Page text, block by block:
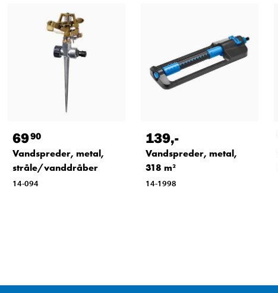
6990
Vandspreder, metal,
stråle/vanddråber
14-094
139,-
Vandspreder, metal,
318 m²
14-1998